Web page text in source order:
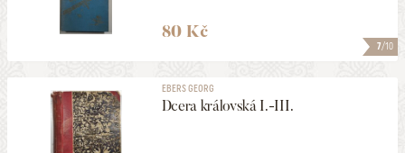
7/10
80 Kč
EBERS GEORG
Dcera královská I.-III.